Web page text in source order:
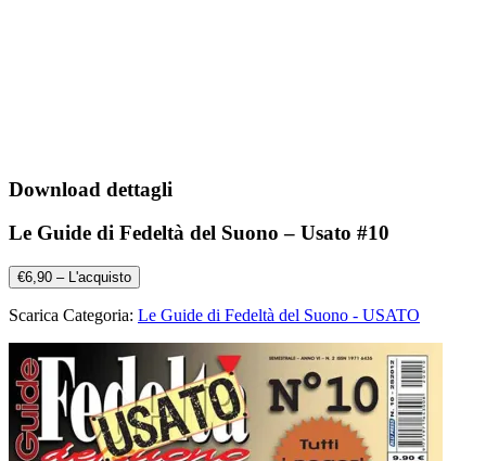
Download dettagli
Le Guide di Fedeltà del Suono – Usato #10
€6,90 – L'acquisto
Scarica Categoria: Le Guide di Fedeltà del Suono - USATO